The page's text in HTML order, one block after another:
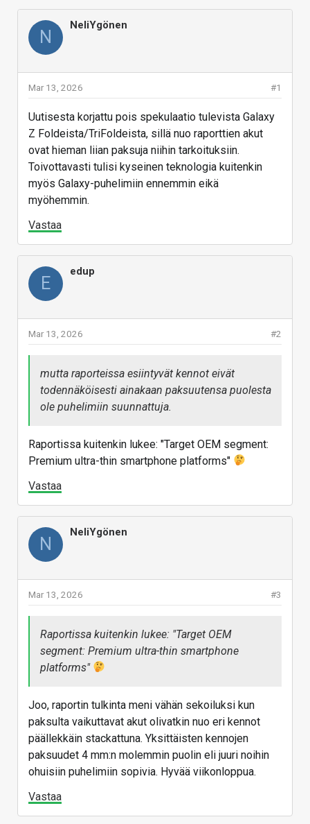
N
NeliYgönen
#1
Mar 13, 2026
Uutisesta korjattu pois spekulaatio tulevista Galaxy
Z Foldeista/TriFoldeista, sillä nuo raporttien akut
ovat hieman liian paksuja niihin tarkoituksiin.
Toivottavasti tulisi kyseinen teknologia kuitenkin
myös Galaxy-puhelimiin ennemmin eikä
myöhemmin.
Vastaa
E
edup
#2
Mar 13, 2026
mutta raporteissa esiintyvät kennot eivät
todennäköisesti ainakaan paksuutensa puolesta
ole puhelimiin suunnattuja.
Raportissa kuitenkin lukee: "Target OEM segment:
Premium ultra-thin smartphone platforms"
Vastaa
N
NeliYgönen
#3
Mar 13, 2026
Raportissa kuitenkin lukee: "Target OEM
segment: Premium ultra-thin smartphone
platforms"
Joo, raportin tulkinta meni vähän sekoiluksi kun
paksulta vaikuttavat akut olivatkin nuo eri kennot
päällekkäin stackattuna. Yksittäisten kennojen
paksuudet 4 mm:n molemmin puolin eli juuri noihin
ohuisiin puhelimiin sopivia. Hyvää viikonloppua.
Vastaa